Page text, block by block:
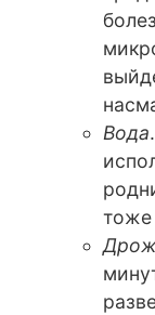
Вода
тоже